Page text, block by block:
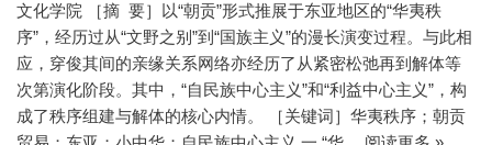
文化学院 ［摘 要］以“朝贡”形式推展于东亚地区的“华夷秩
序”，经历过从“文野之别”到“国族主义”的漫长演变过程。与此相
应，穿俊其间的亲缘关系网络亦经历了从紧密松弛再到解体等
次第演化阶段。其中，“自民族中心主义”和“利益中心主义”，构
成了秩序组建与解体的核心内情。 ［关键词］华夷秩序；朝贡